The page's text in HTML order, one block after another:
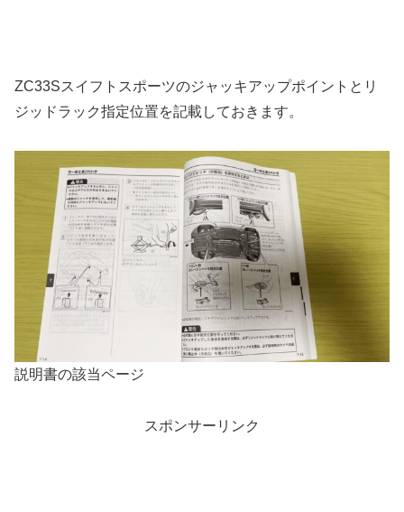
ZC33Sスイフトスポーツのジャッキアップポイントとリ
ジッドラック指定位置を記載しておきます。
説明書の該当ページ
スポンサーリンク